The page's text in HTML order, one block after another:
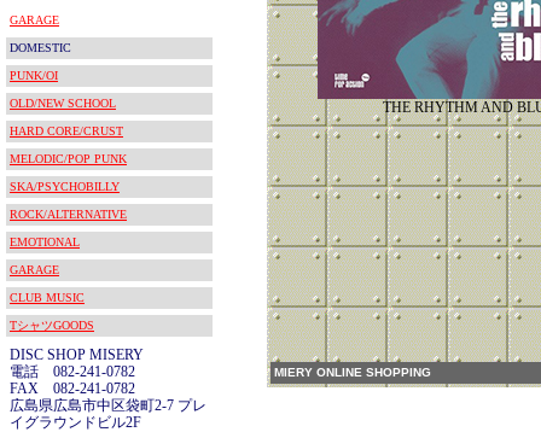
GARAGE
DOMESTIC
PUNK/OI
OLD/NEW SCHOOL
HARD CORE/CRUST
MELODIC/POP PUNK
SKA/PSYCHOBILLY
ROCK/ALTERNATIVE
EMOTIONAL
GARAGE
CLUB MUSIC
TシャツGOODS
DISC SHOP MISERY
電話 082-241-0782
FAX 082-241-0782
広島県広島市中区袋町2-7 プレ
イグラウンドビル2F
THE RHYTHM AND
MIERY ONLINE SHOPPING